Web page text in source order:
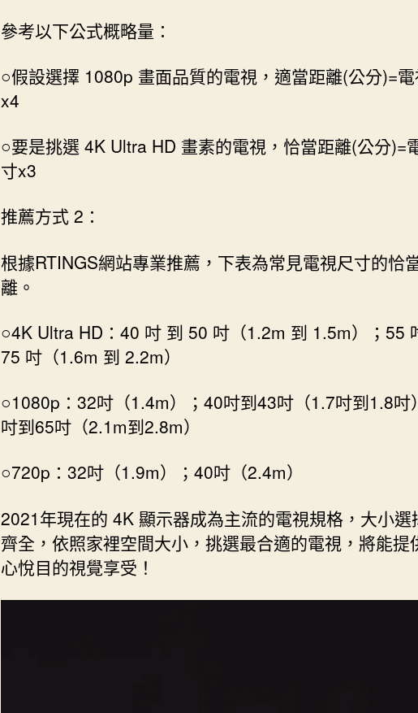
參考以下公式概略量：
○假設選擇 1080p 畫面品質的電視，適當距離(公分)=
x4
○要是挑選 4K Ultra HD 畫素的電視，恰當距離(公分)=
寸x3
推薦方式 2：
根據RTINGS網站專業推薦，下表為常見電視尺寸的恰
離。
○4K Ultra HD：40 吋 到 50 吋（1.2m 到 1.5m）；55
75 吋（1.6m 到 2.2m）
○1080p：32吋（1.4m）；40吋到43吋（1.7吋到1.8吋
吋到65吋（2.1m到2.8m）
○720p：32吋（1.9m）；40吋（2.4m）
2021年現在的 4K 顯示器成為主流的電視規格，大小選
齊全，依照家裡空間大小，挑選最合適的電視，將能提
心悅目的視覺享受！